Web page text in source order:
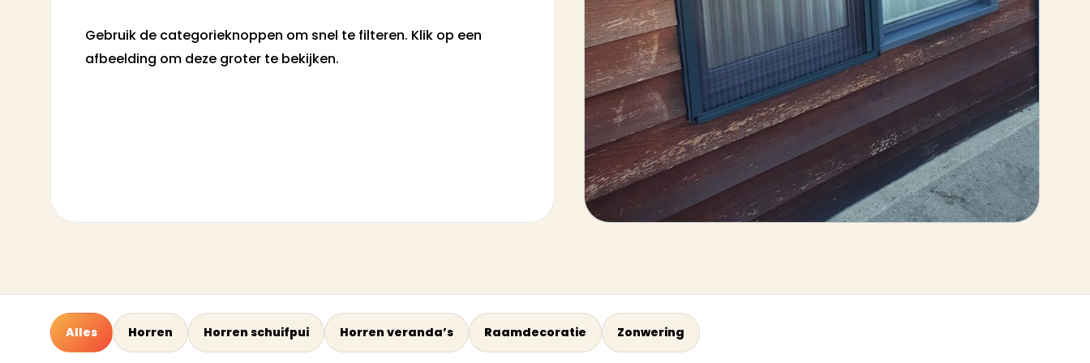
Gebruik de categorieknoppen om snel te filteren. Klik op een
afbeelding om deze groter te bekijken.
Alles Horren Horren schuifpui Horren veranda’s Raamdecoratie Zonwering